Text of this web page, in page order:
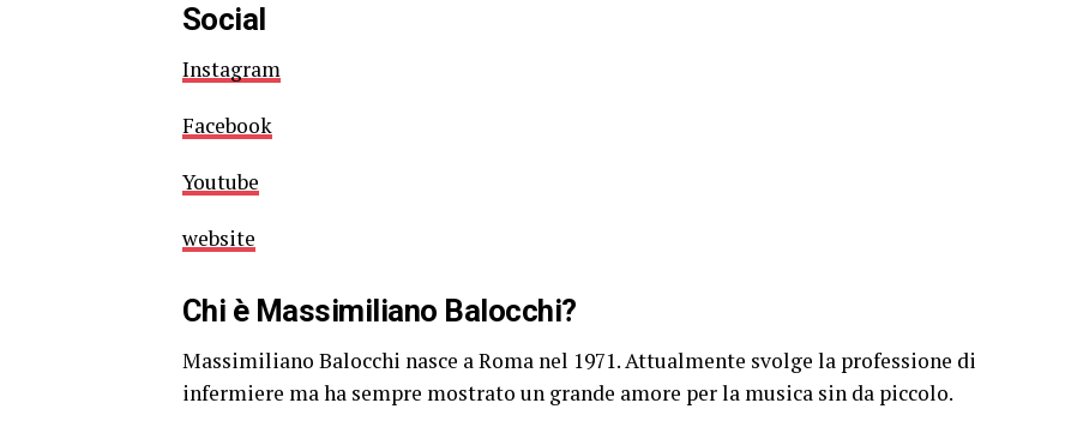
Social
Instagram
Facebook
Youtube
website
Chi è Massimiliano Balocchi?
Massimiliano Balocchi nasce a Roma nel 1971. Attualmente svolge la professione di
infermiere ma ha sempre mostrato un grande amore per la musica sin da piccolo.